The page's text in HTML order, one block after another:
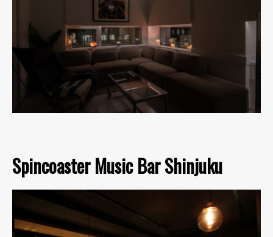
Spincoaster Music Bar Shinjuku